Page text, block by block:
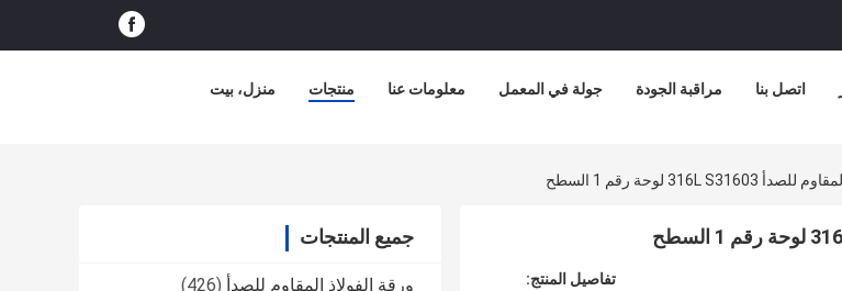
منزل، بيت منتجات معلومات عنا جولة في المعمل مراقبة الجودة اتصل بنا
جميع المنتجات
ورقة الفولاذ المقاوم للصدأ (426) تفاصيل المنتج: